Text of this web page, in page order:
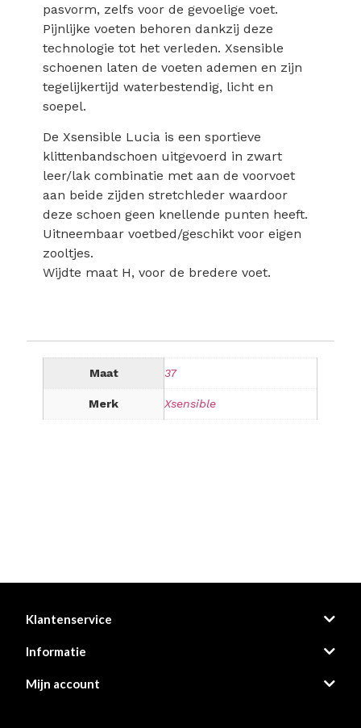
pasvorm, zelfs voor de gevoelige voet.
Pijnlijke voeten behoren dankzij deze
technologie tot het verleden. Xsensible
schoenen laten de voeten ademen en zijn
tegelijkertijd waterbestendig, licht en
soepel.
De Xsensible Lucia is een sportieve
klittenbandschoen uitgevoerd in zwart
leer/lak combinatie met aan de voorvoet
aan beide zijden stretchleder waardoor
deze schoen geen knellende punten heeft.
Uitneembaar voetbed/geschikt voor eigen
zooltjes.
Wijdte maat H, voor de bredere voet.
Maat 37
Merk Xsensible
Klantenservice
Informatie
Mijn account